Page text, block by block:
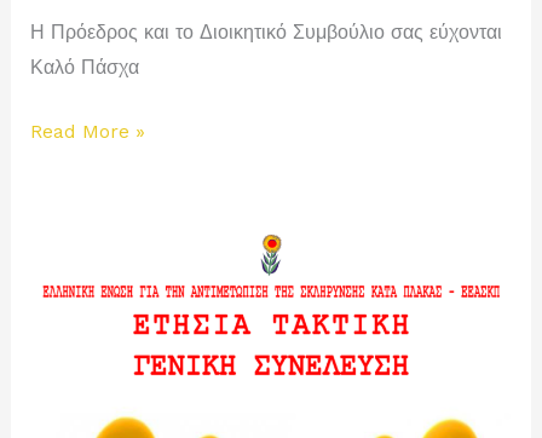
Η Πρόεδρος και το Διοικητικό Συμβούλιο σας εύχονται
Καλό Πάσχα
Πασχαλινές
Read More »